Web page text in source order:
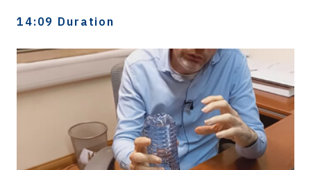
14:09 Duration